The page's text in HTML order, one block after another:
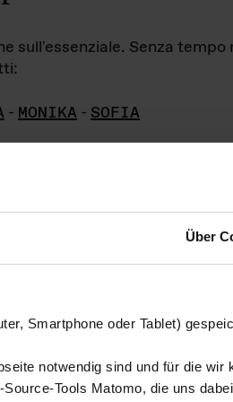
Über
Smartphone oder Tablet)
notwendig sind und für die wir
Tools Matomo, die uns
sull'essenziale. Senza
- MONIKA - SOFIA
daDas ganze Leben